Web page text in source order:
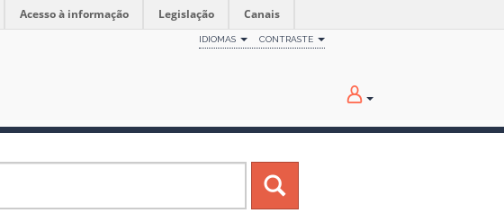
Acesso à informação Legislação Canais
IDIOMAS CONTRASTE